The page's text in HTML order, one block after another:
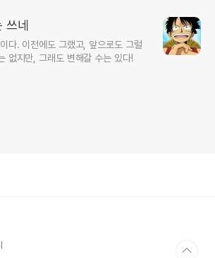
쓰네
다. 이전에도 그랬고, 앞으로도 그럴
없지만, 그래도 변해갈 수는 있다!